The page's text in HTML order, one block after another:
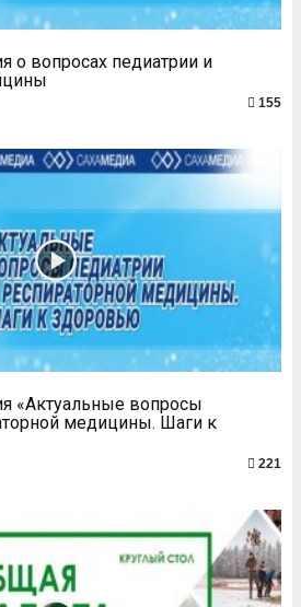
о вопросах педиатрии и
155
«Актуальные вопросы
медицины. Шаги к
221